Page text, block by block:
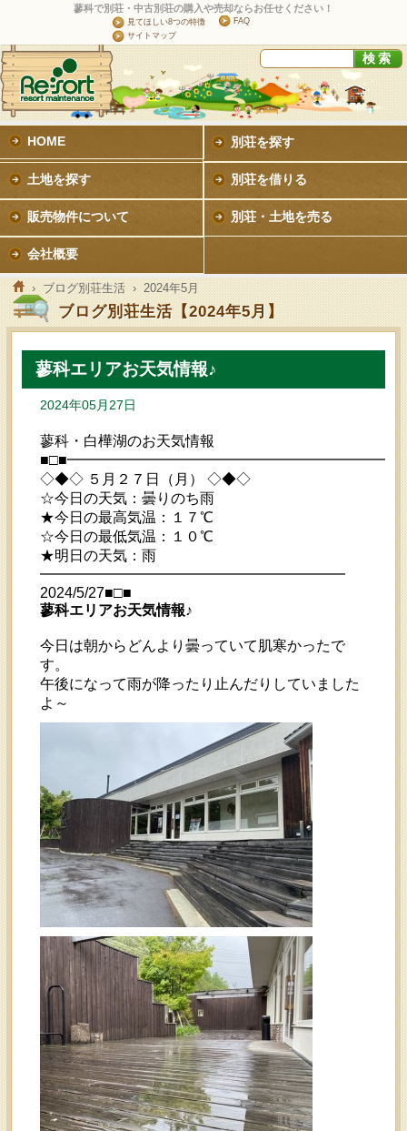
蓼科で別荘・中古別荘の購入や売却ならお任せください！
見てほしい8つの特徴
FAQ
サイトマップ
HOME 別荘を探す
土地を探す 別荘を借りる
販売物件について 別荘・土地を売る
会社概要
›ブログ別荘生活› 2024年5月
ブログ別荘生活【2024年5月】
蓼科エリアお天気情報♪
2024年05月27日
蓼科・白樺湖のお天気情報
◇◆◇ ５月２７日（月） ◇◆◇
☆今日の天気：曇りのち雨
★今日の最高気温：１７℃
☆今日の最低気温：１０℃
★明日の天気：雨
━━━━━━━━━━━━━━━━━━━━━
2024/5/27■□■
蓼科エリアお天気情報♪
今日は朝からどんより曇っていて肌寒かったで
す。
午後になって雨が降ったり止んだりしていました
よ～